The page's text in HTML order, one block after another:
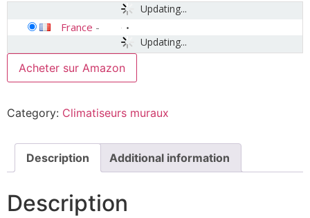
Updating...
Updating...
France -
Acheter sur Amazon
Category: Climatiseurs muraux
Description Additional information
Description